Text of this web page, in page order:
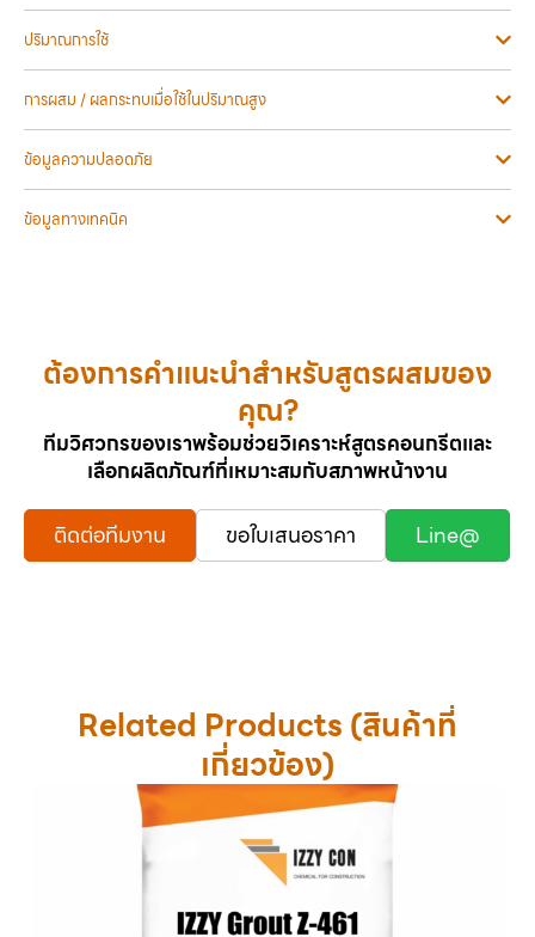
ปริมาณการใช้
การผสม / ผลกระทบเมื่อใช้ในปริมาณสูง
ข้อมูลความปลอดภัย
ข้อมูลทางเทคนิค
ต้องการคำแนะนำสำหรับสูตรผสมของ
คุณ?
ทีมวิศวกรของเราพร้อมช่วยวิเคราะห์สูตรคอนกรีตและ
เลือกผลิตภัณฑ์ที่เหมาะสมกับสภาพหน้างาน
ติดต่อทีมงาน ขอใบเสนอราคา Line@
Related Products (สินค้าที่
เกี่ยวข้อง)